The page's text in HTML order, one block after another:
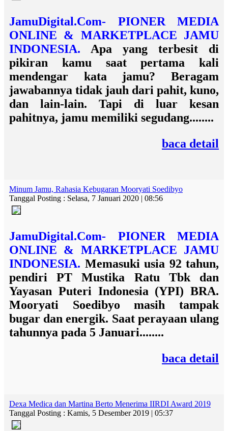
JamuDigital.Com- PIONER MEDIA
ONLINE & MARKETPLACE JAMU
INDONESIA. Apa yang terbesit di
pikiran kamu saat pertama kali
mendengar kata jamu? Beragam
jawabannya tidak jauh dari pahit, kuno,
dan lain-lain. Tapi di luar kesan
pahitnya, jamu memiliki segudang........
baca detail
Minum Jamu, Rahasia Kebugaran Mooryati Soedibyo
Tanggal Posting : Selasa, 7 Januari 2020 | 08:56
JamuDigital.Com- PIONER MEDIA
ONLINE & MARKETPLACE JAMU
INDONESIA. Memasuki usia 92 tahun,
pendiri PT Mustika Ratu Tbk dan
Yayasan Puteri Indonesia (YPI) BRA.
Mooryati Soedibyo masih tampak
bugar dan energik. Saat perayaan ulang
tahunnya pada 5 Januari........
baca detail
Dexa Medica dan Martina Berto Menerima IIRDI Award 2019
Tanggal Posting : Kamis, 5 Desember 2019 | 05:37